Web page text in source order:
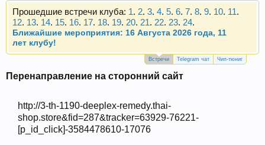
Прошедшие встречи клуба: 1. 2. 3. 4. 5. 6. 7. 8. 9. 10. 11.
12. 13. 14. 15. 16. 17. 18. 19. 20. 21. 22. 23. 24.
Ближайшие мероприятия: 16 Августа 2026 года, 11
лет клубу!
Внимание, новые участники нашего клуба!
Основное общение происходит вTelegram-чате
Присоединяйтесь.
Чип-тюнинг (прошивка) дизелей от
Vahmurka
Встречи Telegram чат Чип-тюниг
Перенаправление на сторонний сайт
http://3-th-1190-deeplex-remedy.thai-
shop.store&fid=287&tracker=63929-76221-
[p_id_click]-3584478610-17076